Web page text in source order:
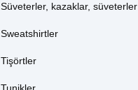
Süveterler, kazaklar, süveterler
Sweatshirtler
Tişörtler